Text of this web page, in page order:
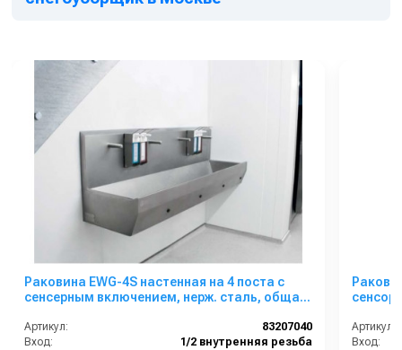
Раковина EWG-4S настенная на 4 поста с
сенсерным включением, нерж. сталь, общая
Артикул:
83207040
Вход:
1/2 внутренняя резьба
Артикул:
Вход: